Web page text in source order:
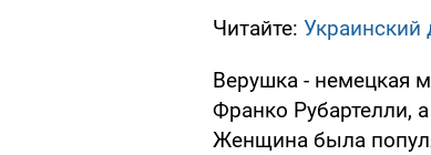
Читайте: Украинский
Верушка - немецкая
Франко Рубартелли,
Женщина была